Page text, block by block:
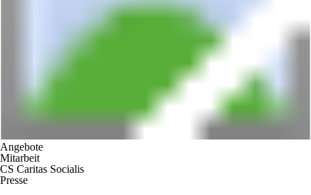
Angebote
Mitarbeit
CS Caritas Socialis
Presse